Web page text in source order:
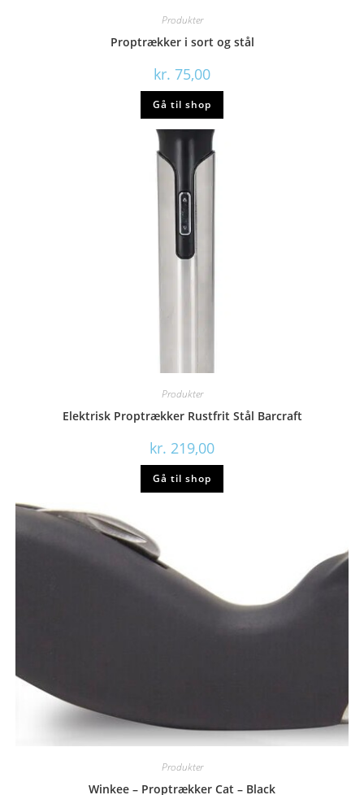
Produkter
Proptrækker i sort og stål
kr. 75,00
Gå til shop
Produkter
Elektrisk Proptrækker Rustfrit Stål Barcraft
kr. 219,00
Gå til shop
Produkter
Winkee – Proptrækker Cat – Black